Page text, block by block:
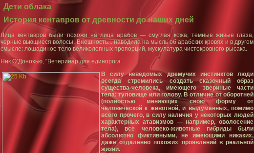
Дети облака
История кентавров от древности до наших дней
Лица кентавров были похожи на лица арабов — смуглая кожа, темные живые глаза,
черные вьющиеся волосы. Внешность... наводила на мысль об арабских кровях и в другом
смысле: лошадиное тело великолепных пропорций, мускулатура чистокровного рысака.
Ник О’Донохью, "Ветеринар для единорога
В силу неведомых дремучих инстинктов люди
всегда стремились создать сказочный образ
существа-человека, имеющего звериные части
тела: туловище или голову. В отличие от оборотней
(полностью меняющих свою форму от
человеческой к животной, и выдуманных, помимо
всего прочего, в силу наличия у некоторых людей
характерных атавизмов — например, оволосение
тела), все человеко-животные гибриды были
абсолютно фиктивными, не имеющими никаких,
даже отдаленно похожих проявлений в реальной
жизни.